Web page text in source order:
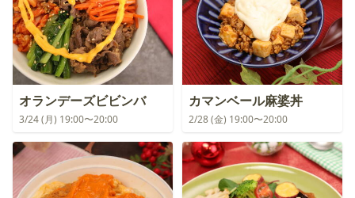
オランデーズビビンバ
3/24 (月) 19:00〜20:00
カマンベール麻婆丼
2/28 (金) 19:00〜20:00